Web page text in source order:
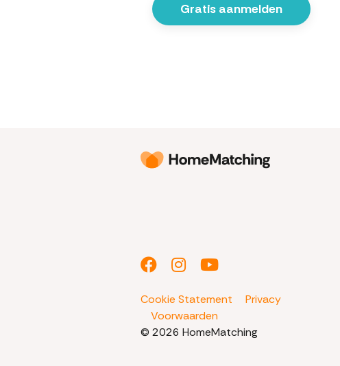
Gratis aanmelden
Cookie Statement
Privacy
Voorwaarden
© 2026 HomeMatching